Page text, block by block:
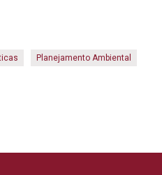
Planejamento Ambiental